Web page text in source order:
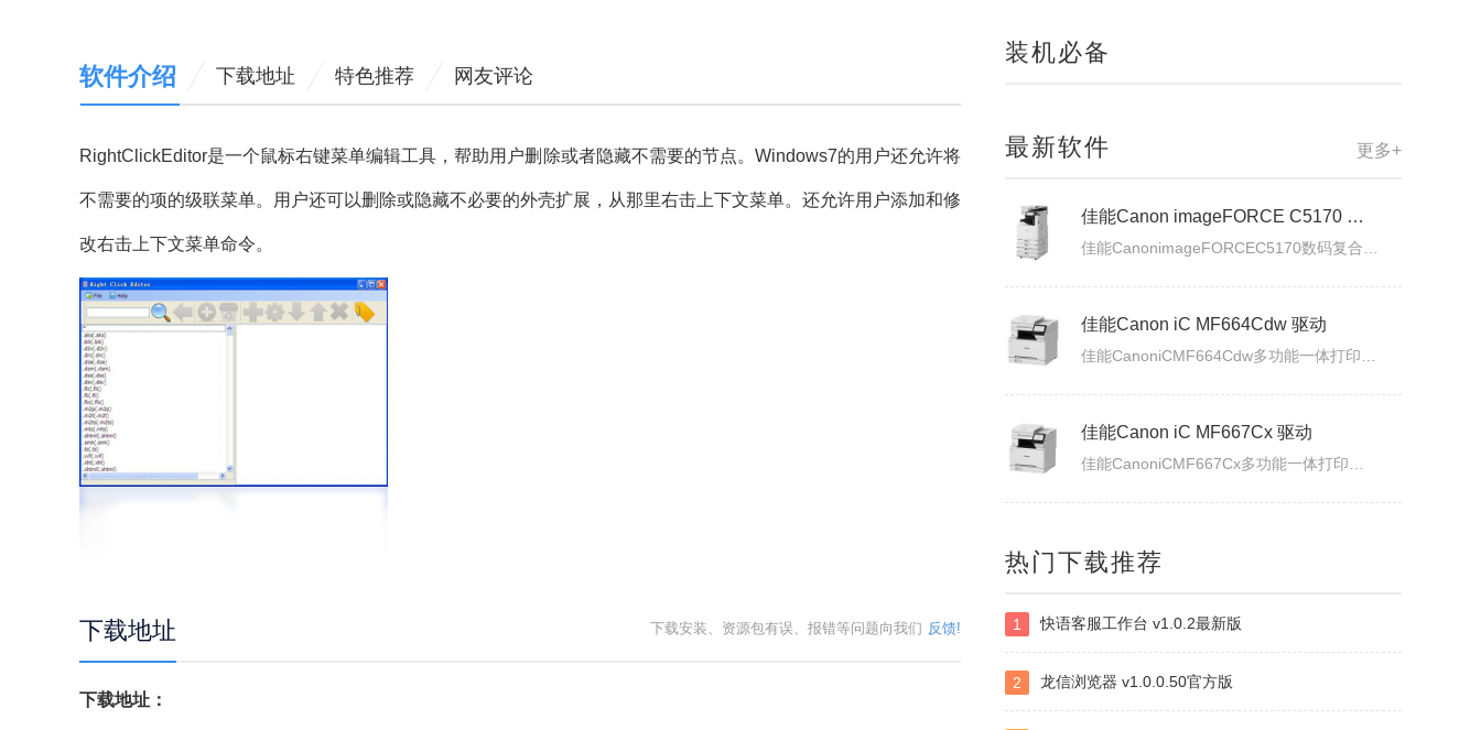
软件介绍 下载地址 特色推荐 网友评论
RightClickEditor是一个鼠标右键菜单编辑工具，帮助用户删除或者隐藏不需要的节点。Windows7的用户还允许将
不需要的项的级联菜单。用户还可以删除或隐藏不必要的外壳扩展，从那里右击上下文菜单。还允许用户添加和修
改右击上下文菜单命令。
下载地址 下载安装、资源包有误、报错等问题向我们 反馈!
下载地址：
装机必备
更多+
最新软件
佳能Canon imageFORCE C5170 驱动
佳能Canon iC MF664Cdw 驱动
佳能Canon iC MF667Cx 驱动
白金岛南昌麻将
热门下载推荐
1 快语客服工作台 v1.0.2最新版
2 龙信浏览器 v1.0.0.50官方版